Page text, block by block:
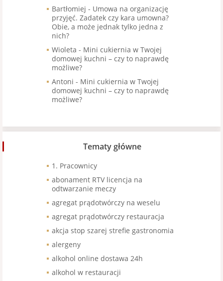
Bartłomiej - Umowa na organizację
przyjęć. Zadatek czy kara umowna?
Obie, a może jednak tylko jedna z
nich?
Wioleta - Mini cukiernia w Twojej
domowej kuchni – czy to naprawdę
możliwe?
Antoni - Mini cukiernia w Twojej
domowej kuchni – czy to naprawdę
możliwe?
Tematy główne
1. Pracownicy
abonament RTV licencja na
odtwarzanie meczy
agregat prądotwórczy na weselu
agregat prądotwórczy restauracja
akcja stop szarej strefie gastronomia
alergeny
alkohol online dostawa 24h
alkohol w restauracji